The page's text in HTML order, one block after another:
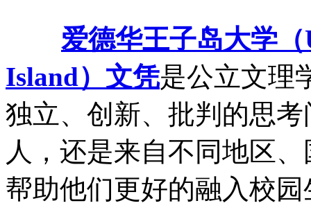
爱德华王子岛大学
Island）文凭是公立文理
独立、创新、批判的思
人，还是来自不同地区
帮助他们更好的融入校